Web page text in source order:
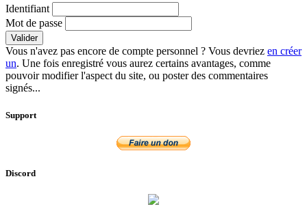
Identifiant
Mot de passe
Valider
Vous n'avez pas encore de compte personnel ? Vous devriez en créer
un. Une fois enregistré vous aurez certains avantages, comme
pouvoir modifier l'aspect du site, ou poster des commentaires
signés...
Support
Discord